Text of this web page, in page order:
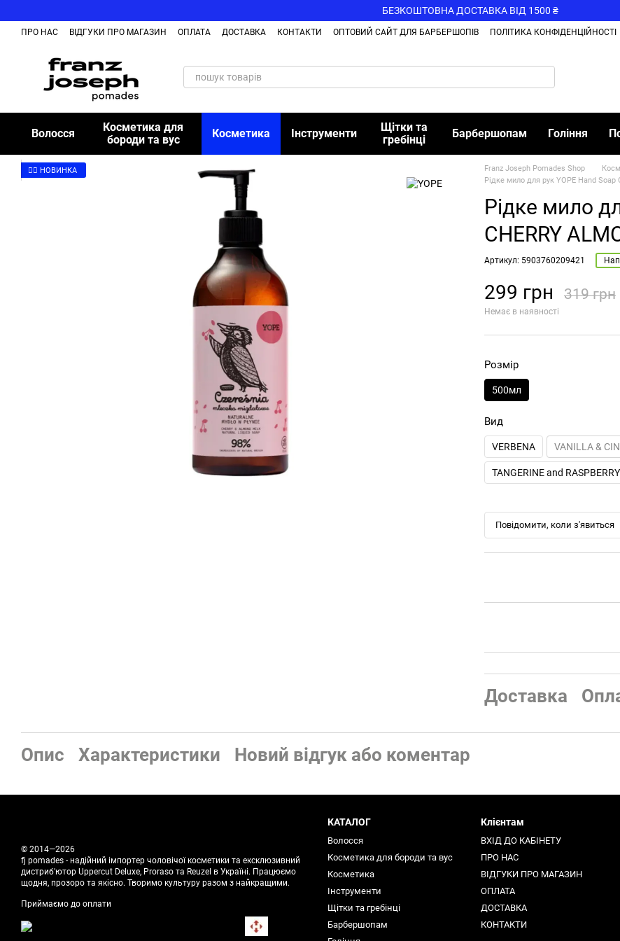
БЕЗКОШТОВНА ДОСТАВКА ВІД 1500 ₴
ПРО НАС ВІДГУКИ ПРО МАГАЗИН ОПЛАТА ДОСТАВКА КОНТАКТИ ОПТОВИЙ САЙТ ДЛЯ БАРБЕРШОПІВ ПОЛІТИКА КОНФІДЕНЦІЙНОСТІ
Волосся
Косметика для
бороди та вус
Косметика Інструменти
Щітки та
гребінці
Барбершопам Гоління
👉🏻 НОВИНКА Franz Joseph Pomades Shop
Рідке мило для рук YOPE Hand Soap
Рідке мило
CHERRY
Артикул: 5903760209421
299 грн 319 грн
Немає в наявності
Розмір
500мл
Вид
VERBENA VANILLA &
TANGERINE and RASPBERRY
Повідомити, коли з'явиться
Доставка
Опис Характеристики Новий відгук або коментар
© 2014—2026
fj pomades - надійний імпортер чоловічої косметики та ексклюзивний
дистриб'ютор Uppercut Deluxe, Proraso та Reuzel в Україні. Працюємо
щодня, прозоро та якісно. Творимо культуру разом з найкращими.
Приймаємо до оплати
КАТАЛОГ
Волосся
Косметика для бороди та вус
Косметика
Інструменти
Щітки та гребінці
Барбершопам
Клієнтам
ВХІД ДО КАБІНЕТУ
ПРО НАС
ВІДГУКИ ПРО МАГАЗИН
ОПЛАТА
ДОСТАВКА
КОНТАКТИ